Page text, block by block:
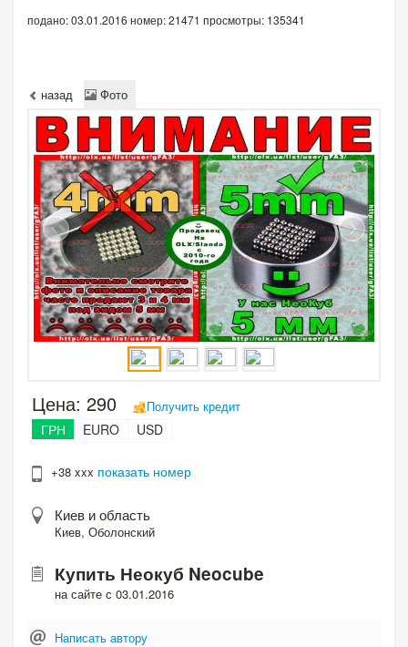
подано: 03.01.2016 номер: 21471 просмотры: 135341
назад Фото
Цена: 290 Получить кредит
ГРН EURO USD
+38 xxx показать номер
Киев и область
Киев, Оболонский
Купить Неокуб Neocube
на сайте с 03.01.2016
Написать автору